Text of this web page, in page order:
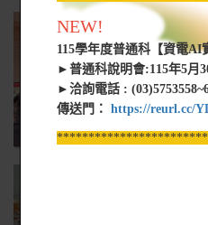
NEW!
115學年度普通科【資電AI
►普通科說明會:115年5月
►洽詢電話 :
傳送門： https://reurl.cc/